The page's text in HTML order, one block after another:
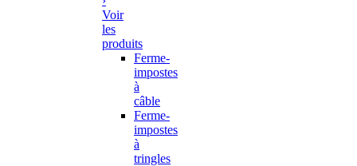
Voir
les
produits
Ferme-
impostes
à
câble
Ferme-
impostes
à
tringles